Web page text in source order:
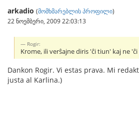
arkadio (მომხმარებლის პროფილი)
22 ნოემბერი, 2009 22:03:13
Rogir:
Krome, ili verŝajne diris 'ĉi tiun' kaj ne
Dankon Rogir. Vi estas prava. Mi
justa al Karlina.)